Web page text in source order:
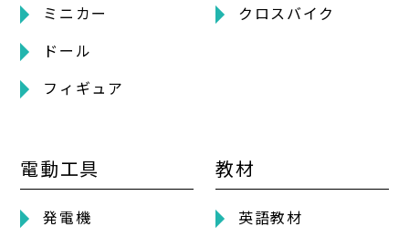
ミニカー
ドール
フィギュア
クロスバイク
電動工具
発電機
教材
英語教材